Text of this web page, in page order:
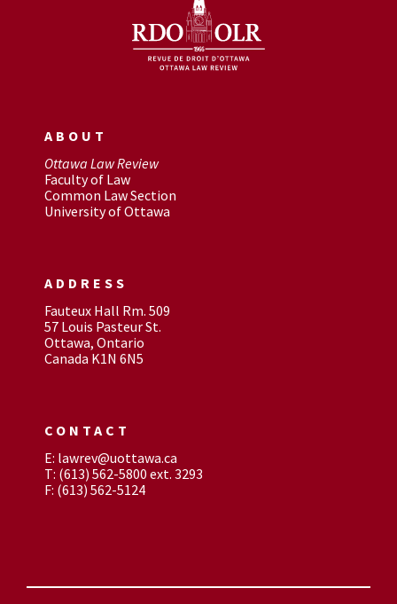
ABOUT
Ottawa Law Review
Faculty of Law
Common Law Section
University of Ottawa
ADDRESS
Fauteux Hall Rm. 509
57 Louis Pasteur St.
Ottawa, Ontario
Canada K1N 6N5
CONTACT
E: lawrev@uottawa.ca
T: (613) 562-5800 ext. 3293
F: (613) 562-5124